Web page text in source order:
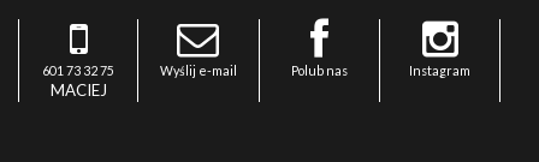
601 73 32 75
MACIEJ
Wyślij e-mail Polub nas Instagram